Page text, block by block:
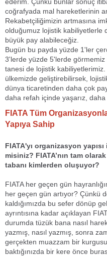
coğrafyada mal hareketlerinin
Rekabetçiliğimizin artmasına
olduğumuz lojistik kabiliyetlerle
büyük pay alabileceğiz.
Bugün bu payda yüzde 1'ler
3'lerde yüzde 5'lerde görmemiz
tanesi de lojistik kabiliyetlerimiz.
ülkemizde geliştirebilirsek,
dünya ticaretinden daha çok
daha refah içinde yaşarız, daha
FIATA Tüm
Yapıya Sahip
FIATA'yı organizasyon
misiniz? FIATA’nın tam
tabanı kimlerden oluşuyor?
FIATA her geçen gün
her geçen gün artıyor? Çünkü
kaldığımızda bu sefer dönüp
ayrıntısına kadar açıklayan
durumda tüzük bana nasıl
yazmış, nasıl yazmış, sonra
gerçekten muazzam bir
baktığınızda bir kere önce